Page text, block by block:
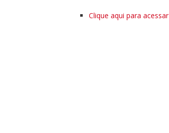
Clique aqui para acessar